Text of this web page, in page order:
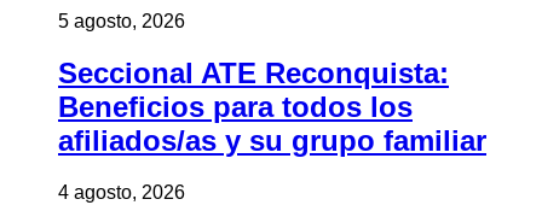
5 agosto, 2026
Seccional ATE Reconquista:
Beneficios para todos los
afiliados/as y su grupo familiar
4 agosto, 2026